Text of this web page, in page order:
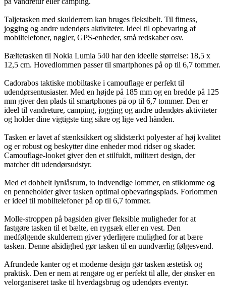
Taljetasken med skulderrem kan bruges fleksibelt. Til fitness,
jogging og andre udendørs aktiviteter. Ideel til opbevaring af
mobiltelefoner, nøgler, GPS-enheder, små redskaber osv.
Bæltetasken til Nokia Lumia 540 har den ideelle størrelse: 18,5 x
12,5 cm. Hovedlommen passer til smartphones på op til 6,7 tommer.
Cadorabos taktiske mobiltaske i camouflage er perfekt til
udendørsentusiaster. Med en højde på 185 mm og en bredde på 125
mm giver den plads til smartphones på op til 6,7 tommer. Den er
ideel til vandreture, camping, jogging og andre udendørs aktiviteter
og holder dine vigtigste ting sikre og lige ved hånden.
Tasken er lavet af stænksikkert og slidstærkt polyester af høj kvalitet
og er robust og beskytter dine enheder mod ridser og skader.
Camouflage-looket giver den et stilfuldt, militært design, der
matcher dit udendørsudstyr.
Med et dobbelt lynlåsrum, to indvendige lommer, en stiklomme og
en penneholder giver tasken optimal opbevaringsplads. Forlommen
er ideel til mobiltelefoner på op til 6,7 tommer.
Molle-stroppen på bagsiden giver fleksible muligheder for at
fastgøre tasken til et bælte, en rygsæk eller en vest. Den
medfølgende skulderrem giver yderligere mulighed for at bære
tasken. Denne alsidighed gør tasken til en uundværlig følgesvend.
Afrundede kanter og et moderne design gør tasken æstetisk og
praktisk. Den er nem at rengøre og er perfekt til alle, der ønsker en
velorganiseret taske til hverdagsbrug og udendørs eventyr.